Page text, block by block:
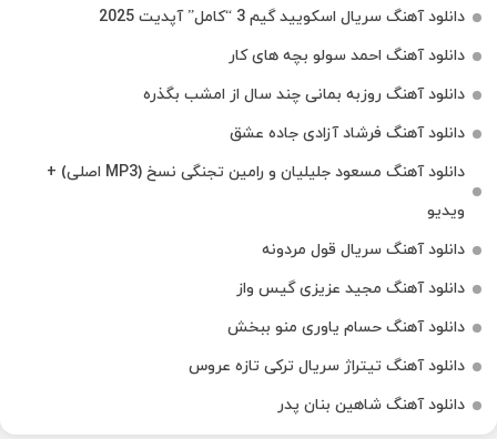
دانلود آهنگ سریال اسکویید گیم 3 “کامل” آپدیت 2025
دانلود آهنگ احمد سولو بچه های کار
دانلود آهنگ روزبه بمانی چند سال از امشب بگذره
دانلود آهنگ فرشاد آزادی جاده عشق
دانلود آهنگ مسعود جلیلیان و رامین تجنگی نسخ (MP3 اصلی) +
ویدیو
دانلود آهنگ سریال قول مردونه
دانلود آهنگ مجید عزیزی گیس واز
دانلود آهنگ حسام یاوری منو ببخش
دانلود آهنگ تیتراژ سریال ترکی تازه عروس
دانلود آهنگ شاهین بنان پدر